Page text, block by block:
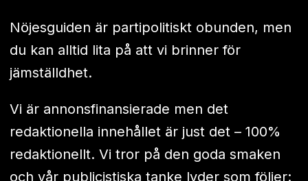
Nöjesguiden är partipolitiskt obunden, men
du kan alltid lita på att vi brinner för
jämställdhet.
Vi är annonsfinansierade men det
redaktionella innehållet är just det – 100%
redaktionellt. Vi tror på den goda smaken
och vår publicistiska tanke lyder som följer: